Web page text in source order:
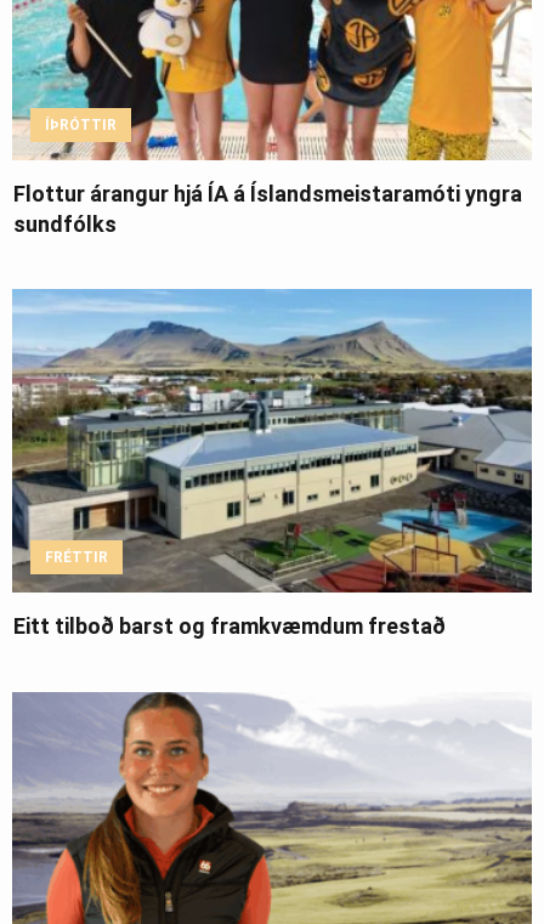
ÍÞRÓTTIR
Flottur árangur hjá ÍA á Íslandsmeistaramóti yngra
sundfólks
FRÉTTIR
Eitt tilboð barst og framkvæmdum frestað